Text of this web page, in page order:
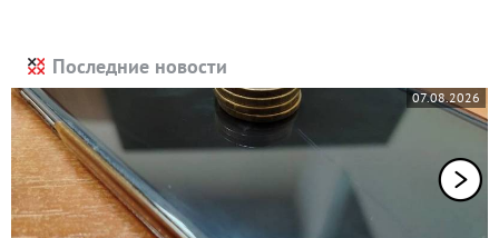
Последние новости
07.08.2026